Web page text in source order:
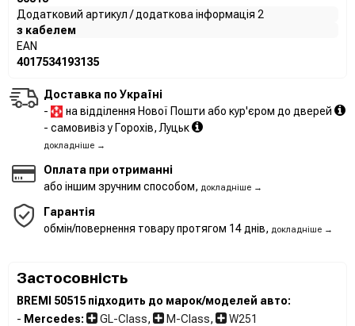
Додатковий артикул / додаткова інформація 2
з кабелем
EAN
4017534193135
Доставка по Україні
-
на відділення Нової Пошти або кур'єром до дверей
- самовивіз у Горохів, Луцьк
докладніше →
Оплата при отриманні
або іншим зручним способом, докладніше →
Гарантія
обмін/повернення товару протягом 14 днів, докладніше →
Застосовність
BREMI 50515 підходить до марок/моделей авто:
- Mercedes: GL-Class, M-Class, W251